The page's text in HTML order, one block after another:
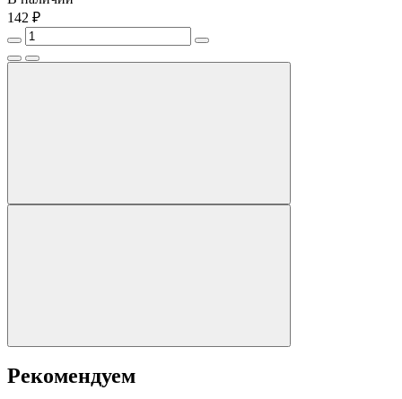
142 ₽
Рекомендуем